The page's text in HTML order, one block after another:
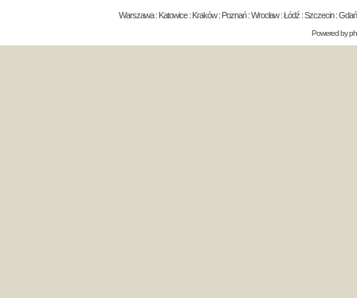
Warszawa : Katowice : Kraków : Poznań : Wrocław : Łódź : Szczecin :
Powered by